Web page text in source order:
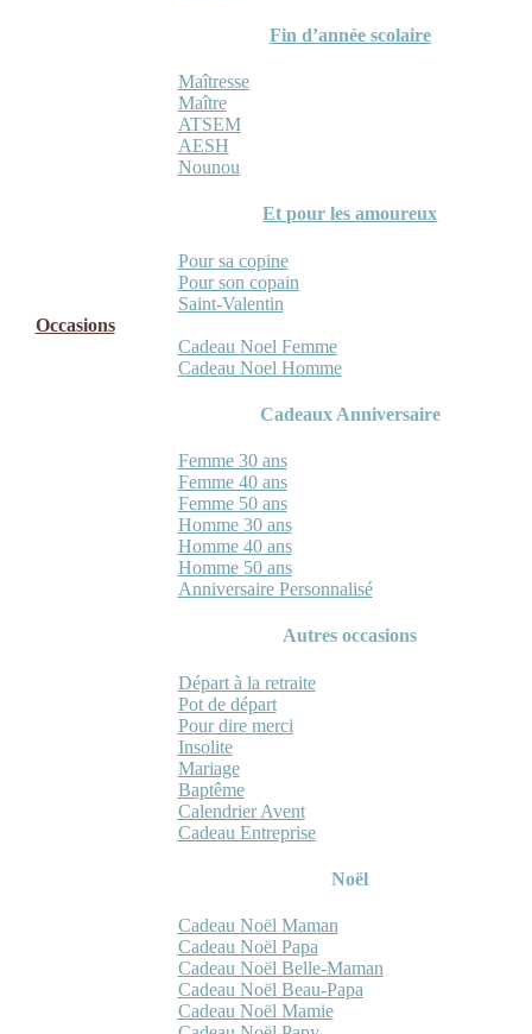
Fin d’année scolaire
Maîtresse
Maître
ATSEM
AESH
Nounou
Et pour les amoureux
Pour sa copine
Pour son copain
Saint-Valentin
Occasions
Cadeau Noel Femme
Cadeau Noel Homme
Cadeaux Anniversaire
Femme 30 ans
Femme 40 ans
Femme 50 ans
Homme 30 ans
Homme 40 ans
Homme 50 ans
Anniversaire Personnalisé
Autres occasions
Départ à la retraite
Pot de départ
Pour dire merci
Insolite
Mariage
Baptême
Calendrier Avent
Cadeau Entreprise
Noël
Cadeau Noël Maman
Cadeau Noël Papa
Cadeau Noël Belle-Maman
Cadeau Noël Beau-Papa
Cadeau Noël Mamie